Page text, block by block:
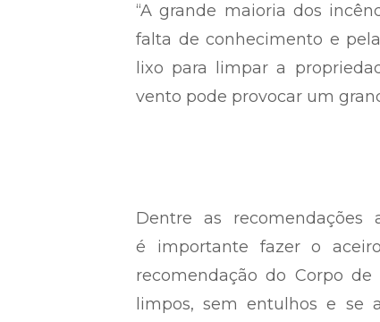
“A grande maioria dos
falta de conhecimento e
lixo para limpar a
vento pode provocar um
Dentre as recomendações
é importante fazer o
recomendação do Corpo
limpos, sem entulhos e se